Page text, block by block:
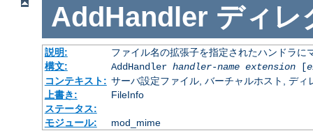
AddHandler ディレ
説明:
ファイル名の拡張子を指定されたハンドラに
構文:
AddHandler handler-name extension[
コンテキスト: サーバ設定ファイル, バーチャルホスト, ディ
上書き:
FileInfo
ステータス:
モジュール:
mod_mime